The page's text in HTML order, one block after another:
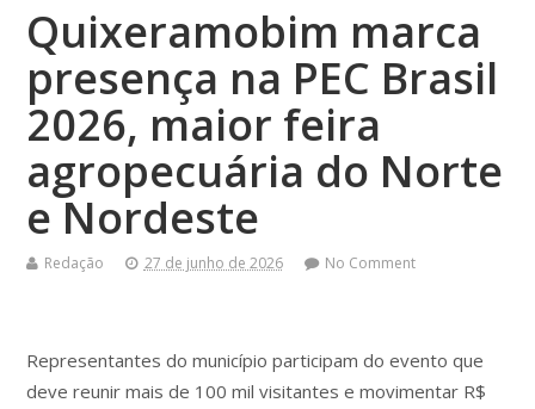
Quixeramobim marca
presença na PEC Brasil
2026, maior feira
agropecuária do Norte
e Nordeste
Redação 27 de junho de 2026 No Comment
Representantes do município participam do evento que
deve reunir mais de 100 mil visitantes e movimentar R$